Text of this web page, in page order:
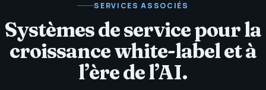
SERVICES ASSOCIÉS
Systèmes de service pour la
croissance white-label et à
l’ère de l’AI.